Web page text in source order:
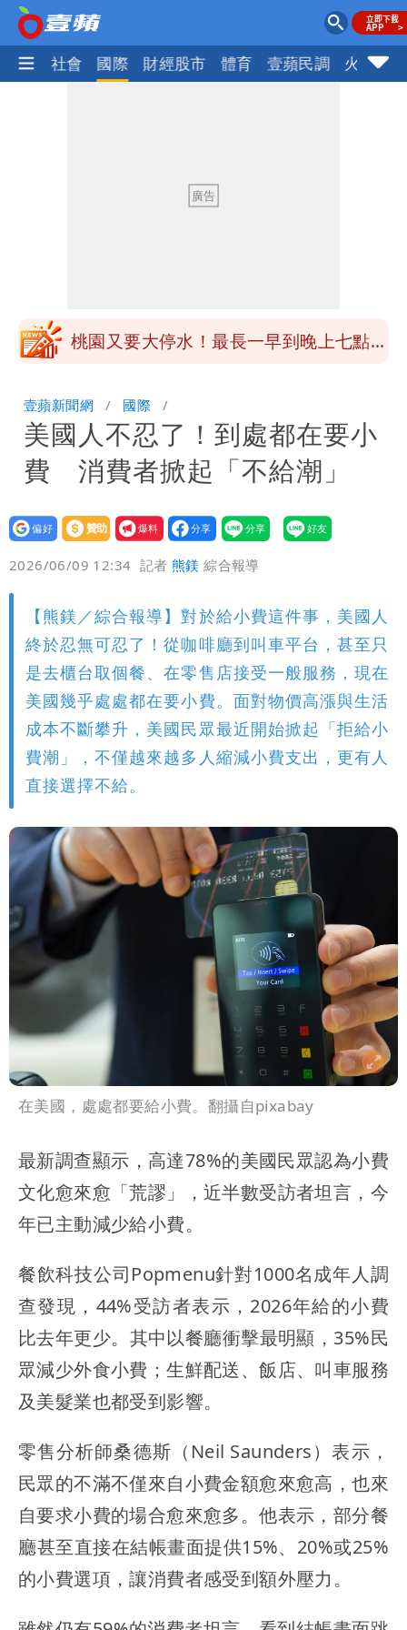
政治 社會 國際 財經股市 體育 壹蘋民調 火線話
男裁判勒令女選手「解衣」檢查
揮別9年演藝圈 女演員當「全職運將」
回1句笑翻10萬人
桃園又要大停水！最長一早到晚上七點都
「洗腦台灣人兩觀念」
女生一對A錯了嗎？環法女子自由車賽
男裁判勒令女選手「解衣」檢查
揮別9年演藝圈 女演員當「全職運將」
公布收入比拍戲賺更多
壹蘋新聞網 國際
美國人不忍了！到處都在要小
費 消費者掀起「不給潮」
設為
贊助
我要
爆料
2026/06/09 12:34 記者熊鎂 綜合報導
【熊鎂／綜合報導】對於給小費這件事，美國人
終於忍無可忍了！從咖啡廳到叫車平台，甚至只
是去櫃台取個餐、在零售店接受一般服務，現在
美國幾乎處處都在要小費。面對物價高漲與生活
成本不斷攀升，美國民眾最近開始掀起「拒給小
費潮」，不僅越來越多人縮減小費支出，更有人
直接選擇不給。
在美國，處處都要給小費。翻攝自pixabay
最新調查顯示，高達78%的美國民眾認為小費
文化愈來愈「荒謬」，近半數受訪者坦言，今
年已主動減少給小費。
餐飲科技公司Popmenu針對1000名成年人調
查發現，44%受訪者表示，2026年給的小費
比去年更少。其中以餐廳衝擊最明顯，35%民
眾減少外食小費；生鮮配送、飯店、叫車服務
及美髮業也都受到影響。
零售分析師桑德斯（Neil Saunders）表示，
民眾的不滿不僅來自小費金額愈來愈高，也來
自要求小費的場合愈來愈多。他表示，部分餐
廳甚至直接在結帳畫面提供15%、20%或25%
的小費選項，讓消費者感受到額外壓力。